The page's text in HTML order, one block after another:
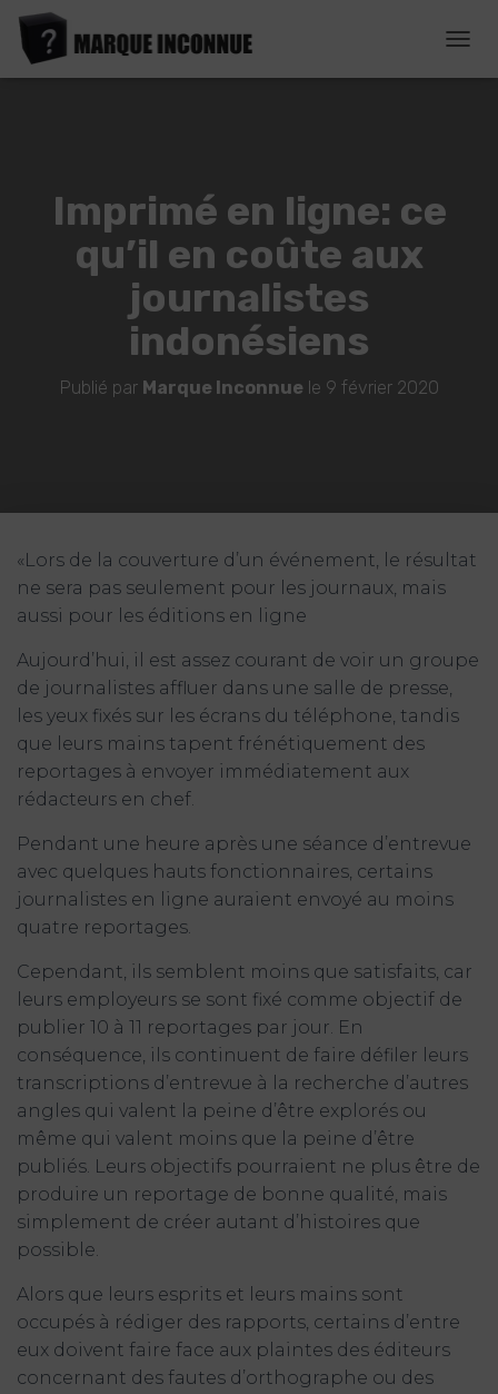
É
Imprimé en ligne: ce
qu’il en coûte aux
journalistes
indonésiens
Publié par Marque Inconnue le 9 février 2020
«Lors de la couverture d’un événement, le résultat
ne sera pas seulement pour les journaux, mais
aussi pour les éditions en ligne
Aujourd’hui, il est assez courant de voir un groupe
de journalistes affluer dans une salle de presse,
les yeux fixés sur les écrans du téléphone, tandis
que leurs mains tapent frénétiquement des
reportages à envoyer immédiatement aux
rédacteurs en chef.
Pendant une heure après une séance d’entrevue
avec quelques hauts fonctionnaires, certains
journalistes en ligne auraient envoyé au moins
quatre reportages.
Cependant, ils semblent moins que satisfaits, car
leurs employeurs se sont fixé comme objectif de
publier 10 à 11 reportages par jour. En
conséquence, ils continuent de faire défiler leurs
transcriptions d’entrevue à la recherche d’autres
angles qui valent la peine d’être explorés ou
même qui valent moins que la peine d’être
publiés. Leurs objectifs pourraient ne plus être de
produire un reportage de bonne qualité, mais
simplement de créer autant d’histoires que
possible.
Alors que leurs esprits et leurs mains sont
occupés à rédiger des rapports, certains d’entre
eux doivent faire face aux plaintes des éditeurs
concernant des fautes d’orthographe ou des